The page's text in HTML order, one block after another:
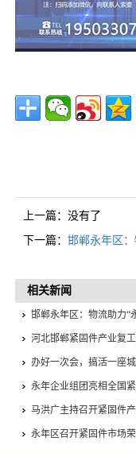
上一篇：没有了
下一篇： 邯郸永年区
相关新闻
邯郸永年区：物流助力“
河北邯郸紧固件产业复
办好一次会，搞活一座
备展览会决战五十天誓
永年企业组团亮相全国
年之声”
马洪广主持召开紧固件
永年区召开紧固件市场